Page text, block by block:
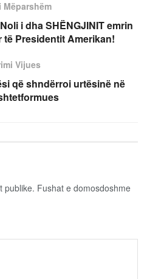
Mëparshëm
i dha SHËNGJINIT emrin
të Presidentit Amerikan!
Vijues
që shndërroi urtësinë në
publike. Fushat e domosdoshme